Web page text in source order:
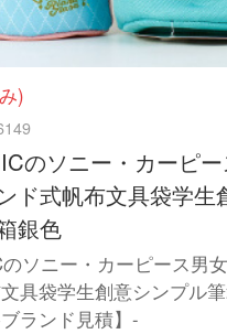
)
のソニー・カーピ
ド式帆布文具袋学生
銀色
ソニー・カーピース男
具袋学生創意シンプル
ブランド見積】-